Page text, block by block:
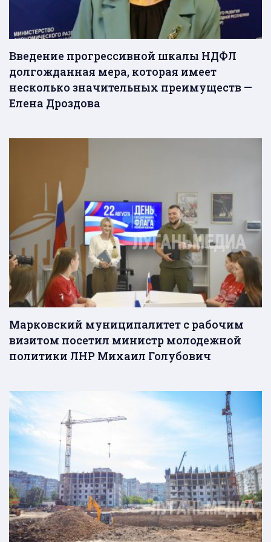
Введение прогрессивной шкалы НДФЛ
долгожданная мера, которая имеет
несколько значительных преимуществ —
Елена Дроздова
Марковский муниципалитет с рабочим
визитом посетил министр молодежной
политики ЛНР Михаил Голубович